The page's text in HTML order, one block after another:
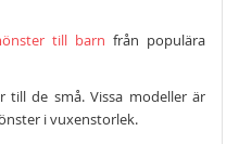
till barn från populära
till de små. Vissa modeller är
i vuxenstorlek.